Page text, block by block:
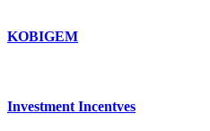
KOBIGEM
Investment Incentves